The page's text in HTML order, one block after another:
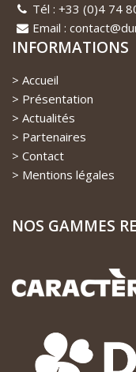
Tél : +33 (0)4 74
Email :
INFORMATIONS
Accueil
Présentation
Actualités
Partenaires
Contact
Mentions légales
NOS GAMMES